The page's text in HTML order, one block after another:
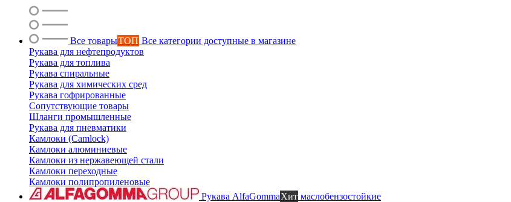
Все товарыТОП Все категории доступные в магазине
Рукава для нефтепродуктов
Рукава для топлива
Рукава спиральные
Рукава для химических сред
Рукава гофрированные
Сопутствующие товары
Шланги промышленные
Рукава для пневматики
Камлоки (Camlock)
Камлоки алюминиевые
Камлоки из нержавеющей стали
Камлоки переходные
Камлоки полипропиленовые
Рукава AlfaGommaХит маслобензостойкие